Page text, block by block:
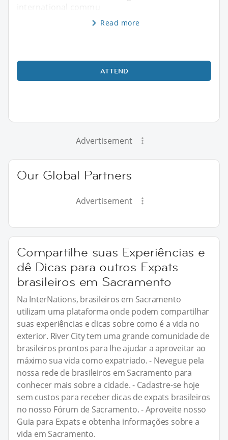
Read more
ATTEND
Advertisement
Our Global Partners
Advertisement
Compartilhe suas Experiências e
dê Dicas para outros Expats
brasileiros em Sacramento
Na InterNations, brasileiros em Sacramento
utilizam uma plataforma onde podem compartilhar
suas experiências e dicas sobre como é a vida no
exterior. River City tem uma grande comunidade de
brasileiros prontos para lhe ajudar a aproveitar ao
máximo sua vida como expatriado. - Nevegue pela
nossa rede de brasileiros em Sacramento para
conhecer mais sobre a cidade. - Cadastre-se hoje
sem custos para receber dicas de expats brasileiros
no nosso Fórum de Sacramento. - Aproveite nosso
Guia para Expats e obtenha informações sobre a
vida em Sacramento.